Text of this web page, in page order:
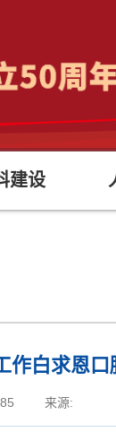
建设
作白求恩
来源: